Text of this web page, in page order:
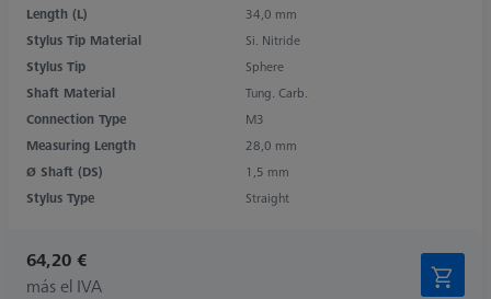
Length (L)
34,0 mm
Stylus Tip Material
Si. Nitride
Stylus Tip
Sphere
Shaft Material
Tung. Carb.
Connection Type
M3
Measuring Length
28,0 mm
Ø Shaft (DS)
1,5 mm
Stylus Type
Straight
64,20 €
más el IVA